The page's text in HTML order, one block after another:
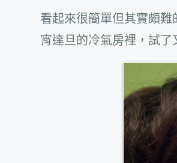
看起來很簡單但其實頗
宵達旦的冷氣房裡，試了